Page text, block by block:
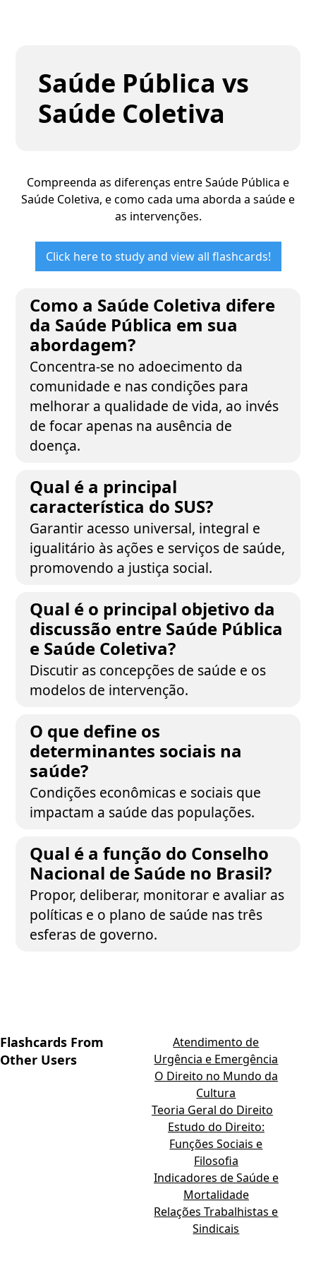
Saúde Pública vs
Saúde Coletiva
Compreenda as diferenças entre Saúde Pública e
Saúde Coletiva, e como cada uma aborda a saúde e
as intervenções.
Click here to study and view all flashcards!
Como a Saúde Coletiva difere
da Saúde Pública em sua
abordagem?
Concentra-se no adoecimento da
comunidade e nas condições para
melhorar a qualidade de vida, ao invés
de focar apenas na ausência de
doença.
Qual é a principal
característica do SUS?
Garantir acesso universal, integral e
igualitário às ações e serviços de saúde,
promovendo a justiça social.
Qual é o principal objetivo da
discussão entre Saúde Pública
e Saúde Coletiva?
Discutir as concepções de saúde e os
modelos de intervenção.
O que define os
determinantes sociais na
saúde?
Condições econômicas e sociais que
impactam a saúde das populações.
Qual é a função do Conselho
Nacional de Saúde no Brasil?
Propor, deliberar, monitorar e avaliar as
políticas e o plano de saúde nas três
esferas de governo.
Flashcards From
Other Users
Atendimento de
Urgência e Emergência
O Direito no Mundo da
Cultura
Teoria Geral do Direito
Estudo do Direito:
Funções Sociais e
Filosofia
Indicadores de Saúde e
Mortalidade
Relações Trabalhistas e
Sindicais